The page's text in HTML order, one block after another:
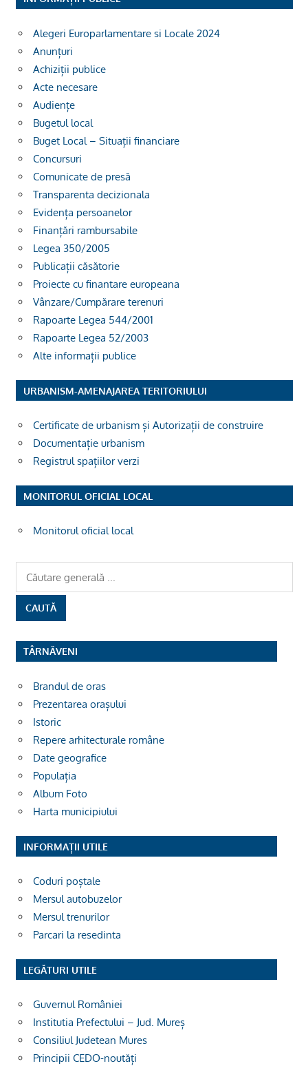
Alegeri Europarlamentare si Locale 2024
Anunțuri
Achiziții publice
Acte necesare
Audiențe
Bugetul local
Buget Local – Situații financiare
Concursuri
Comunicate de presă
Transparenta decizionala
Evidența persoanelor
Finanțări rambursabile
Legea 350/2005
Publicații căsătorie
Proiecte cu finantare europeana
Vânzare/Cumpărare terenuri
Rapoarte Legea 544/2001
Rapoarte Legea 52/2003
Alte informații publice
URBANISM-AMENAJAREA TERITORIULUI
Certificate de urbanism și Autorizații de construire
Documentație urbanism
Registrul spațiilor verzi
MONITORUL OFICIAL LOCAL
Monitorul oficial local
TÂRNĂVENI
Brandul de oras
Prezentarea orașului
Istoric
Repere arhitecturale române
Date geografice
Populația
Album Foto
Harta municipiului
INFORMAȚII UTILE
Coduri poștale
Mersul autobuzelor
Mersul trenurilor
Parcari la resedinta
LEGĂTURI UTILE
Guvernul României
Institutia Prefectului – Jud. Mureș
Consiliul Judetean Mures
Principii CEDO-noutăți